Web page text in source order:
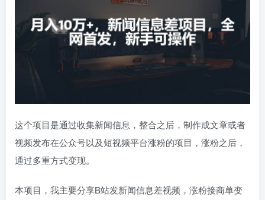
这个项目是通过收集新闻信息，整合之后，制作成文章或者
视频发布在公众号以及短视频平台涨粉的项目，涨粉之后，
通过多重方式变现。
本项目，我主要分享B站发新闻信息差视频，涨粉接商单变